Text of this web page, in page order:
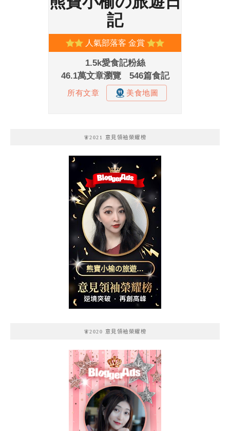
🧚2021 意見領袖榮耀榜
熊寶小榆の旅遊日
記
🧚2020 意見領袖榮耀榜